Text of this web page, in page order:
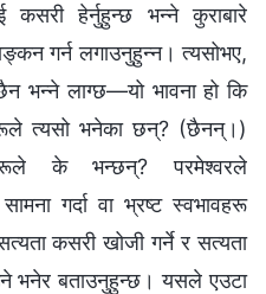
कसरी हेर्नुहुन्छ भन्‍ने कुराबारे
गर्न लगाउनुहुन्न। त्यसोभए,
भन्‍ने लाग्छ—यो भावना हो कि
त्यसो भनेका छन्? (छैनन्।)
के भन्छन्? परमेश्‍वरले
गर्दा वा भ्रष्ट स्वभावहरू
कसरी खोजी गर्ने र सत्यता
भनेर बताउनुहुन्छ। यसले एउटा